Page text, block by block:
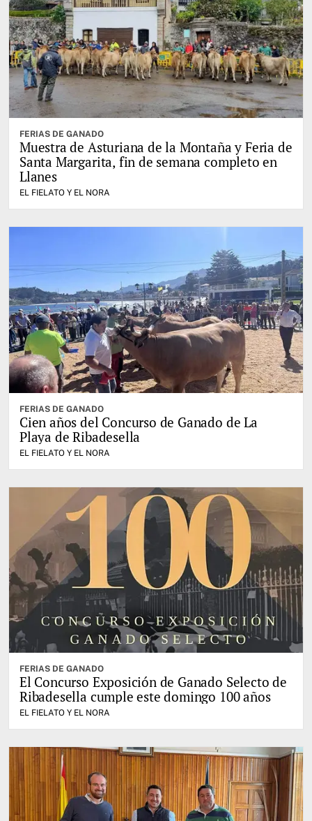
FERIAS DE GANADO
Muestra de Asturiana de la Montaña y Feria de
Santa Margarita, fin de semana completo en
Llanes
EL FIELATO Y EL NORA
FERIAS DE GANADO
Cien años del Concurso de Ganado de La
Playa de Ribadesella
EL FIELATO Y EL NORA
FERIAS DE GANADO
El Concurso Exposición de Ganado Selecto de
Ribadesella cumple este domingo 100 años
EL FIELATO Y EL NORA